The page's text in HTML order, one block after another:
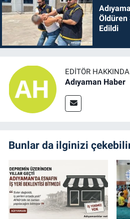
Öldüren
Edildi
EDITÖR HAKKINDA
Adıyaman Haber
Bunlar da ilginizi